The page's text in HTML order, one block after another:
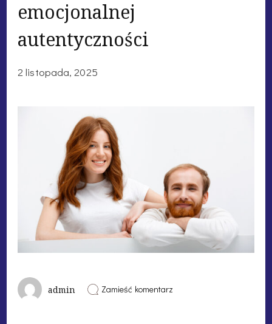
emocjonalnej
autentyczności
2 listopada, 2025
admin Zamieść komentarz